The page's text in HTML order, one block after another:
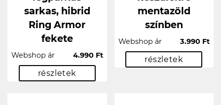
sarkas, hibrid
Ring Armor
fekete
Webshop ár 4.990 Ft
részletek
mentazöld
színben
Webshop ár 3.990 Ft
részletek